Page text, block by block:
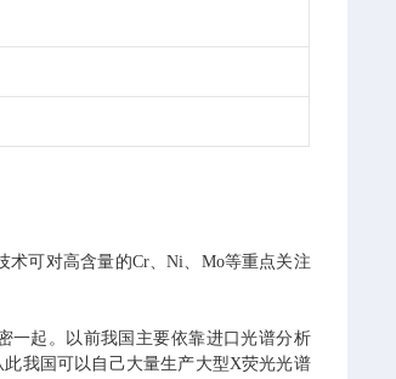
术可对高含量的Cr、Ni、Mo等重点关注
一起。以前我国主要依靠进口光谱分析
我国可以自己大量生产大型X荧光光谱